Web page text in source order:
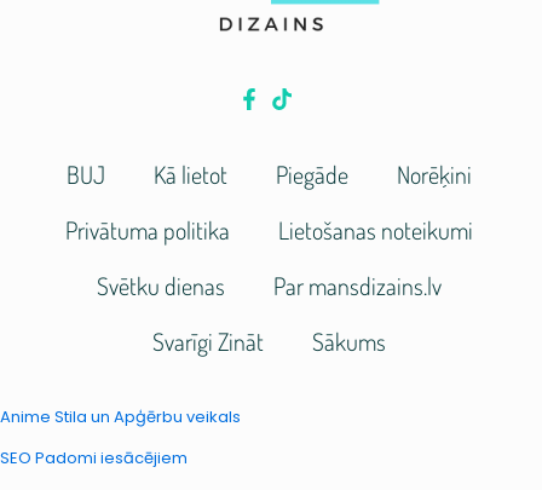
BUJ Kā lietot Piegāde
Norēķini
Privātuma politika
Lietošanas noteikumi
Svētku dienas
Par mansdizains.lv
Svarīgi Zināt
Sākums
Anime Stila un Apģērbu veikals
SEO Padomi iesācējiem